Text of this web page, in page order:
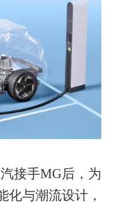
接手MG后，为
化与潮流设计，